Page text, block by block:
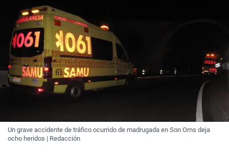
Un grave accidente de tráfico ocurrido de madrugada en Son Oms deja
ocho heridos | Redacción